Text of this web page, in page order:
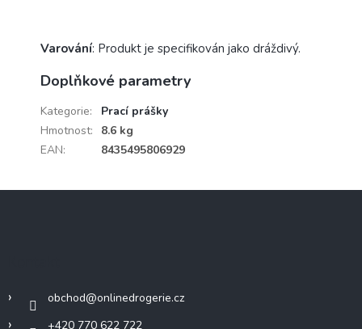
Varování: Produkt je specifikován jako dráždivý.
Doplňkové parametry
Kategorie:
Prací prášky
Hmotnost:
8.6 kg
EAN: 8435495806929
obchod@onlinedrogerie.cz
+420 770 622 722